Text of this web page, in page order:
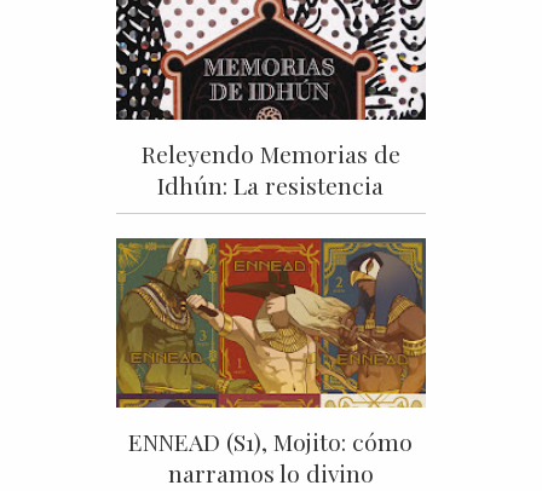
Releyendo Memorias de
Idhún: La resistencia
ENNEAD (S1), Mojito: cómo
narramos lo divino